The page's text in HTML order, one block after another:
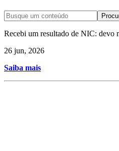
Recebi um resultado de NIC: devo
26 jun, 2026
Saiba mais